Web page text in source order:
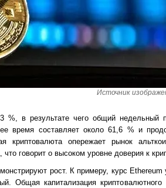
Источник
%, в результате чего общий
время составляет около 61,6 % и
криптовалюта опережает рынок
что говорит о высоком уровне доверия к
рост. К примеру, курс
Общая капитализация криптовалютного